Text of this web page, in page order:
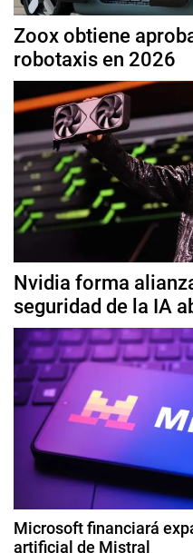
Zoox obtiene
robotaxis en 2026
Nvidia forma
seguridad de la IA
Microsoft financiará
artificial de Mistral